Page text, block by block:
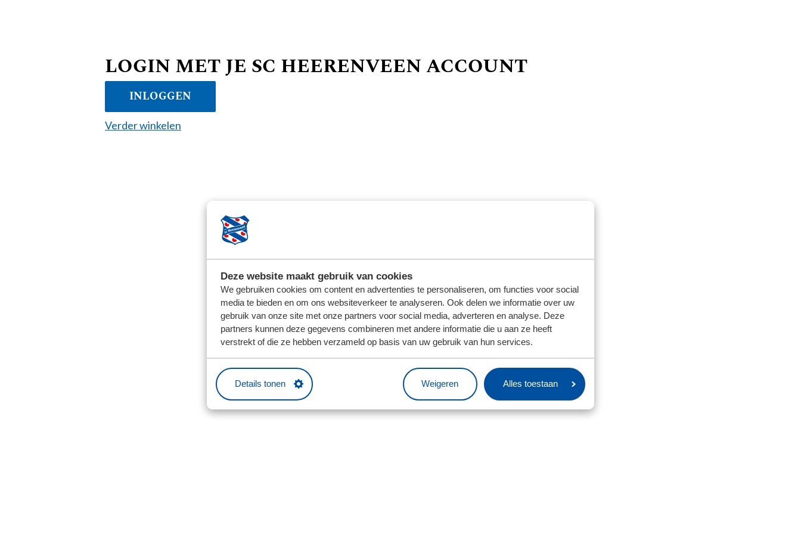
Deze website maakt gebruik van cookies
We gebruiken cookies om content en advertenties te personaliseren, om functies voor social
media te bieden en om ons websiteverkeer te analyseren. Ook delen we informatie over uw
gebruik van onze site met onze partners voor social media, adverteren en analyse. Deze
partners kunnen deze gegevens combineren met andere informatie die u aan ze heeft
verstrekt of die ze hebben verzameld op basis van uw gebruik van hun services.
Details tonen Weigeren Alles toestaan
LOGIN MET JE SC HEERENVEEN ACCOUNT
INLOGGEN
Verder winkelen